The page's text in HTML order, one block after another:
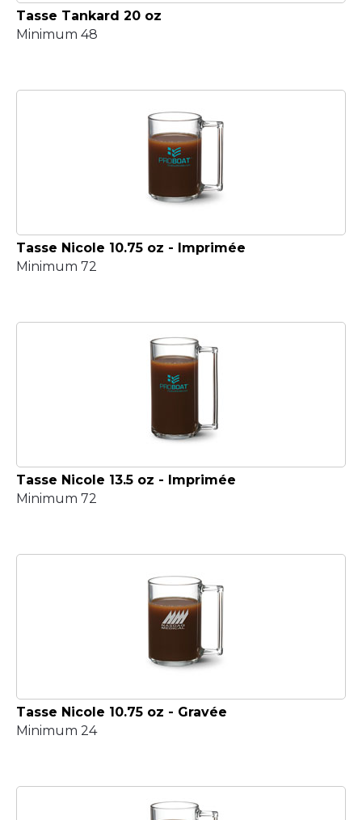
Tasse Tankard 20 oz
Minimum 48
Tasse Nicole 10.75 oz - Imprimée
Minimum 72
Tasse Nicole 13.5 oz - Imprimée
Minimum 72
Tasse Nicole 10.75 oz - Gravée
Minimum 24